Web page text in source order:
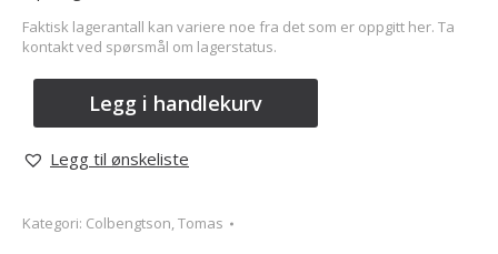
Faktisk lagerantall kan variere noe fra det som er oppgitt her. Ta
kontakt ved spørsmål om lagerstatus.
Legg i handlekurv
Legg til ønskeliste
Kategori: Colbengtson, Tomas